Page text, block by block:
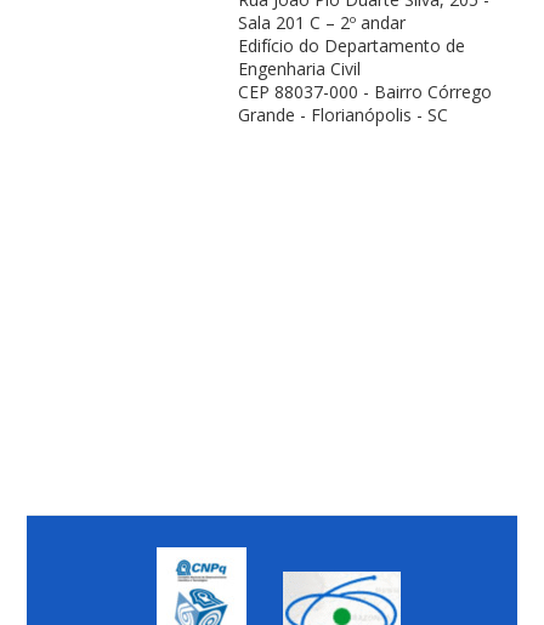
Sala 201 C – 2º andar
Edifício do Departamento de
Engenharia Civil
CEP 88037-000 - Bairro Córrego
Grande - Florianópolis - SC